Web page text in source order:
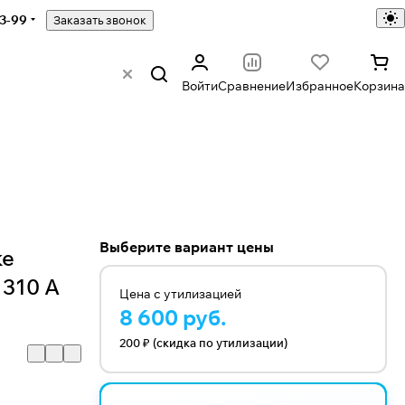
99 Заказать звонок
ВойтиСравнениеИзбранноеКорзина
А
Выберите вариант цены
Цена с утилизацией
8 600 руб.
200 ₽ (скидка по утилизации)